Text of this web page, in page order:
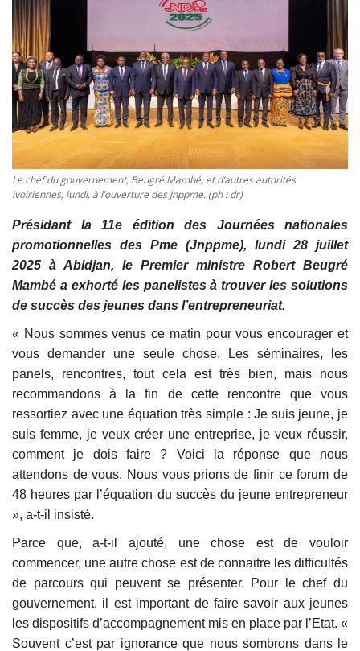
Vidéos
Sublimes cerveaux
Sport
Autr'Actu
Le chef du gouvernement, Beugré Mambé, et d’autres autorités
ivoiriennes, lundi, à l’ouverture des Jnppme. (ph : dr)
Présidant la 11e édition des Journées nationales
promotionnelles des Pme (Jnppme), lundi 28 juillet
2025 à Abidjan, le Premier ministre Robert Beugré
Mambé a exhorté les panelistes à trouver les solutions
de succès des jeunes dans l’entrepreneuriat.
« Nous sommes venus ce matin pour vous encourager et
vous demander une seule chose. Les séminaires, les
panels, rencontres, tout cela est très bien, mais nous
recommandons à la fin de cette rencontre que vous
ressortiez avec une équation très simple : Je suis jeune, je
suis femme, je veux créer une entreprise, je veux réussir,
comment je dois faire ? Voici la réponse que nous
attendons de vous. Nous vous prions de finir ce forum de
48 heures par l’équation du succès du jeune entrepreneur
», a-t-il insisté.
Parce que, a-t-il ajouté, une chose est de vouloir
commencer, une autre chose est de connaitre les difficultés
de parcours qui peuvent se présenter. Pour le chef du
gouvernement, il est important de faire savoir aux jeunes
les dispositifs d’accompagnement mis en place par l’Etat. «
Souvent c’est par ignorance que nous sombrons dans le